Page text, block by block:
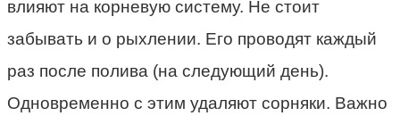
влияют на корневую систему. Не стоит
забывать и о рыхлении. Его проводят каждый
раз после полива (на следующий день).
Одновременно с этим удаляют сорняки. Важно